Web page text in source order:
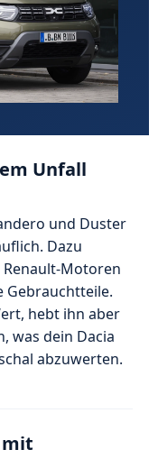
Unfall
und Duster
Dazu
Motoren
Gebrauchtteile.
hebt ihn aber
was dein Dacia
abzuwerten.
mit